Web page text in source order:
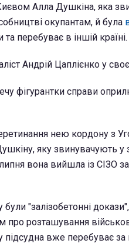
Алла Душкіна, яка
окупантам, й була
перебуває в іншій країні.
Андрій Цаплієнко у
фігурантки справи
нею кордону з
яку звинувачують у
вона вийшла із СІЗО
"залізобетонні
про розташування
підсудна вже перебуває